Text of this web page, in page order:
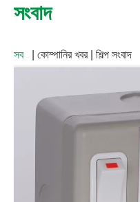
সংবাদ
সব | কোম্পানির খবর | শিল্প সংবাদ